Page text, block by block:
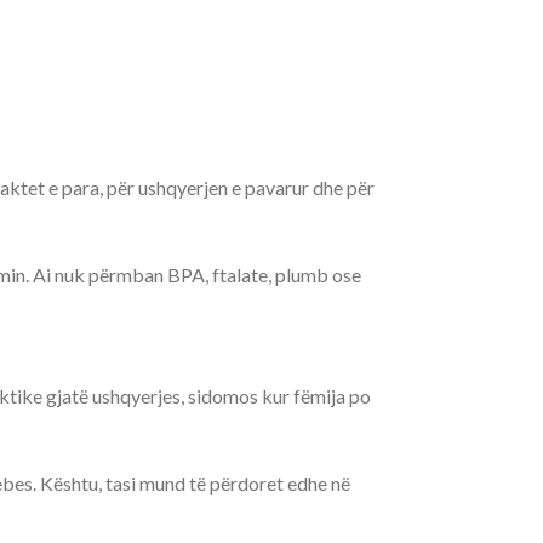
e para, për ushqyerjen e pavarur dhe për
Ai nuk përmban BPA, ftalate, plumb ose
gjatë ushqyerjes, sidomos kur fëmija po
Kështu, tasi mund të përdoret edhe në